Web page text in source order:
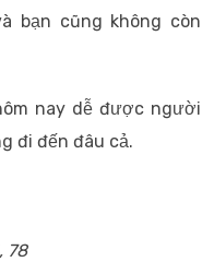
bạn cũng không còn
nay dễ được người
đi đến đâu cả.
78